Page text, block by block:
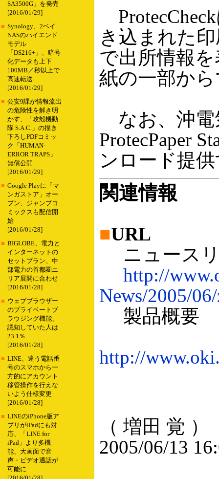
SA3500G」を発売
[2016/01/29]
■ Synology、2ベイ
NASのハイエンド
モデル
「DS216+」、暗号
化データも上下
100MB／秒以上で
高速転送
[2016/01/29]
■ 公安9課が情報流出
の危険性を解き明
かす、「攻殻機動
隊 S.A.C.」の描き
下ろしPDFコミッ
ク「HUMAN-
ERROR TRAPS」
無償公開
[2016/01/29]
■ Google Playに「マ
ンガストア」オー
プン、ジャンプコ
ミックスも配信開
始
[2016/01/28]
■ BIGLOBE、電力と
インターネットの
セットプラン、中
部電力の首都圏エ
リア展開に合わせ
[2016/01/28]
■ ウェブブラウザー
のプライベートブ
ラウジング機能、
認知していた人は
23.1％
[2016/01/28]
■ LINE、違う電話番
号のスマホから一
方的にアカウント
移管操作を行えな
いよう仕様変更
[2016/01/28]
■ LINEのiPhone版ア
プリがiPadにも対
応、「LINE for
iPad」より多機
能、大画面で音
声・ビデオ通話が
可能に
き込まれた
で出所情報
紙の一部か
なお、沖電
ProtecPaper
ンロード提
関連情報
■URL
ニュース
http://
News/2005/
製品概要
http://
（ 増田 覚 ）
2005/06/13